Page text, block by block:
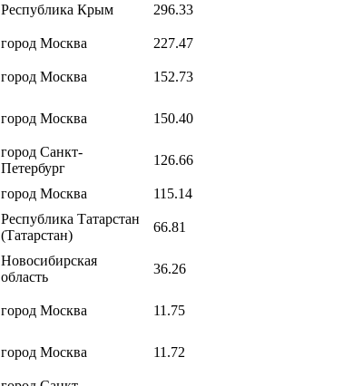
Республика Крым 296.33
город Москва 227.47
город Москва 152.73
город Москва 150.40
город Санкт-
Петербург
126.66
город Москва 115.14
Республика Татарстан
(Татарстан)
66.81
Новосибирская
область
36.26
город Москва 11.75
город Москва 11.72